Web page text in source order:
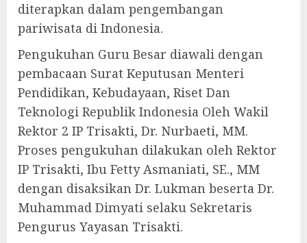
diterapkan dalam pengembangan
pariwisata di Indonesia.
Pengukuhan Guru Besar diawali dengan
pembacaan Surat Keputusan Menteri
Pendidikan, Kebudayaan, Riset Dan
Teknologi Republik Indonesia Oleh Wakil
Rektor 2 IP Trisakti, Dr. Nurbaeti, MM.
Proses pengukuhan dilakukan oleh Rektor
IP Trisakti, Ibu Fetty Asmaniati, SE., MM
dengan disaksikan Dr. Lukman beserta Dr.
Muhammad Dimyati selaku Sekretaris
Pengurus Yayasan Trisakti.